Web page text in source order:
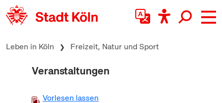
zum Inhalt springen
Leben in Köln Freizeit, Natur und Sport
Veranstaltungen
Vorlesen lassen